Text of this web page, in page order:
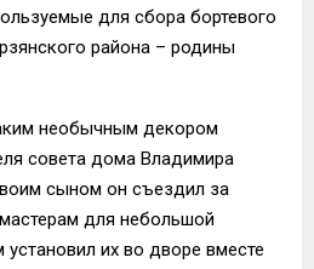
для сбора бортевого
района – родины
необычным декором
совета дома Владимира
сыном он съездил за
для небольшой
установил их во дворе вместе